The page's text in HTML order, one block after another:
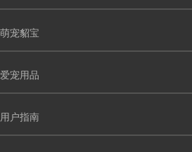
萌宠貂宝
爱宠用品
用户指南